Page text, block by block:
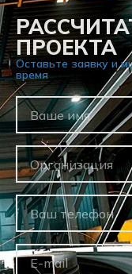
ПРОЕКТА
Оставьте заявку и
время